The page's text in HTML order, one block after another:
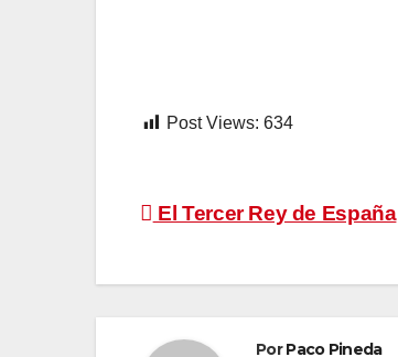
Post Views: 634
Navegación
El Tercer Rey de España
PorPaco Pineda